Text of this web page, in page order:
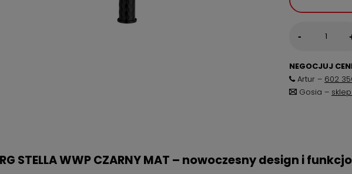
-
NEGOCJUJ
Artur – 602
Gosia –
STELLA WWP CZARNY MAT – nowoczesny design i